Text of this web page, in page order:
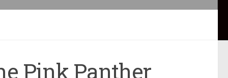
Pink Panther